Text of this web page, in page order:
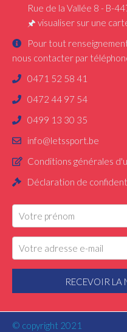
Rue de la Vallée 8 - B-
🖈 visualiser sur une
Pour tout
nous contacter par
0471 52 58 41
0472 44 97 54
0499 13 30 35
info@letssport.be
Conditions générales
Déclaration de
RECEVOIR LA
© copyright 2021